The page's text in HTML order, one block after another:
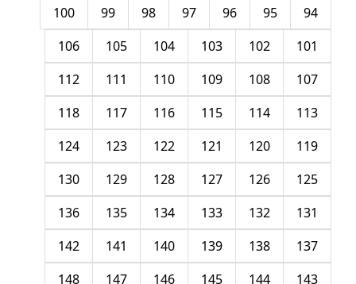
94
95
96
97
98
99
100
101
102
103
104
105
106
107
108
109
110
111
112
113
114
115
116
117
118
119
120
121
122
123
124
125
126
127
128
129
130
131
132
133
134
135
136
137
138
139
140
141
142
143
144
145
146
147
148